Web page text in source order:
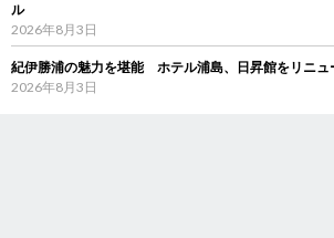
ル
2026年8月3日
紀伊勝浦の魅力を堪能 ホテル浦島、日昇館をリニュ
2026年8月3日